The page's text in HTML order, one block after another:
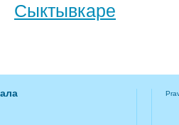
Сыктывкаре